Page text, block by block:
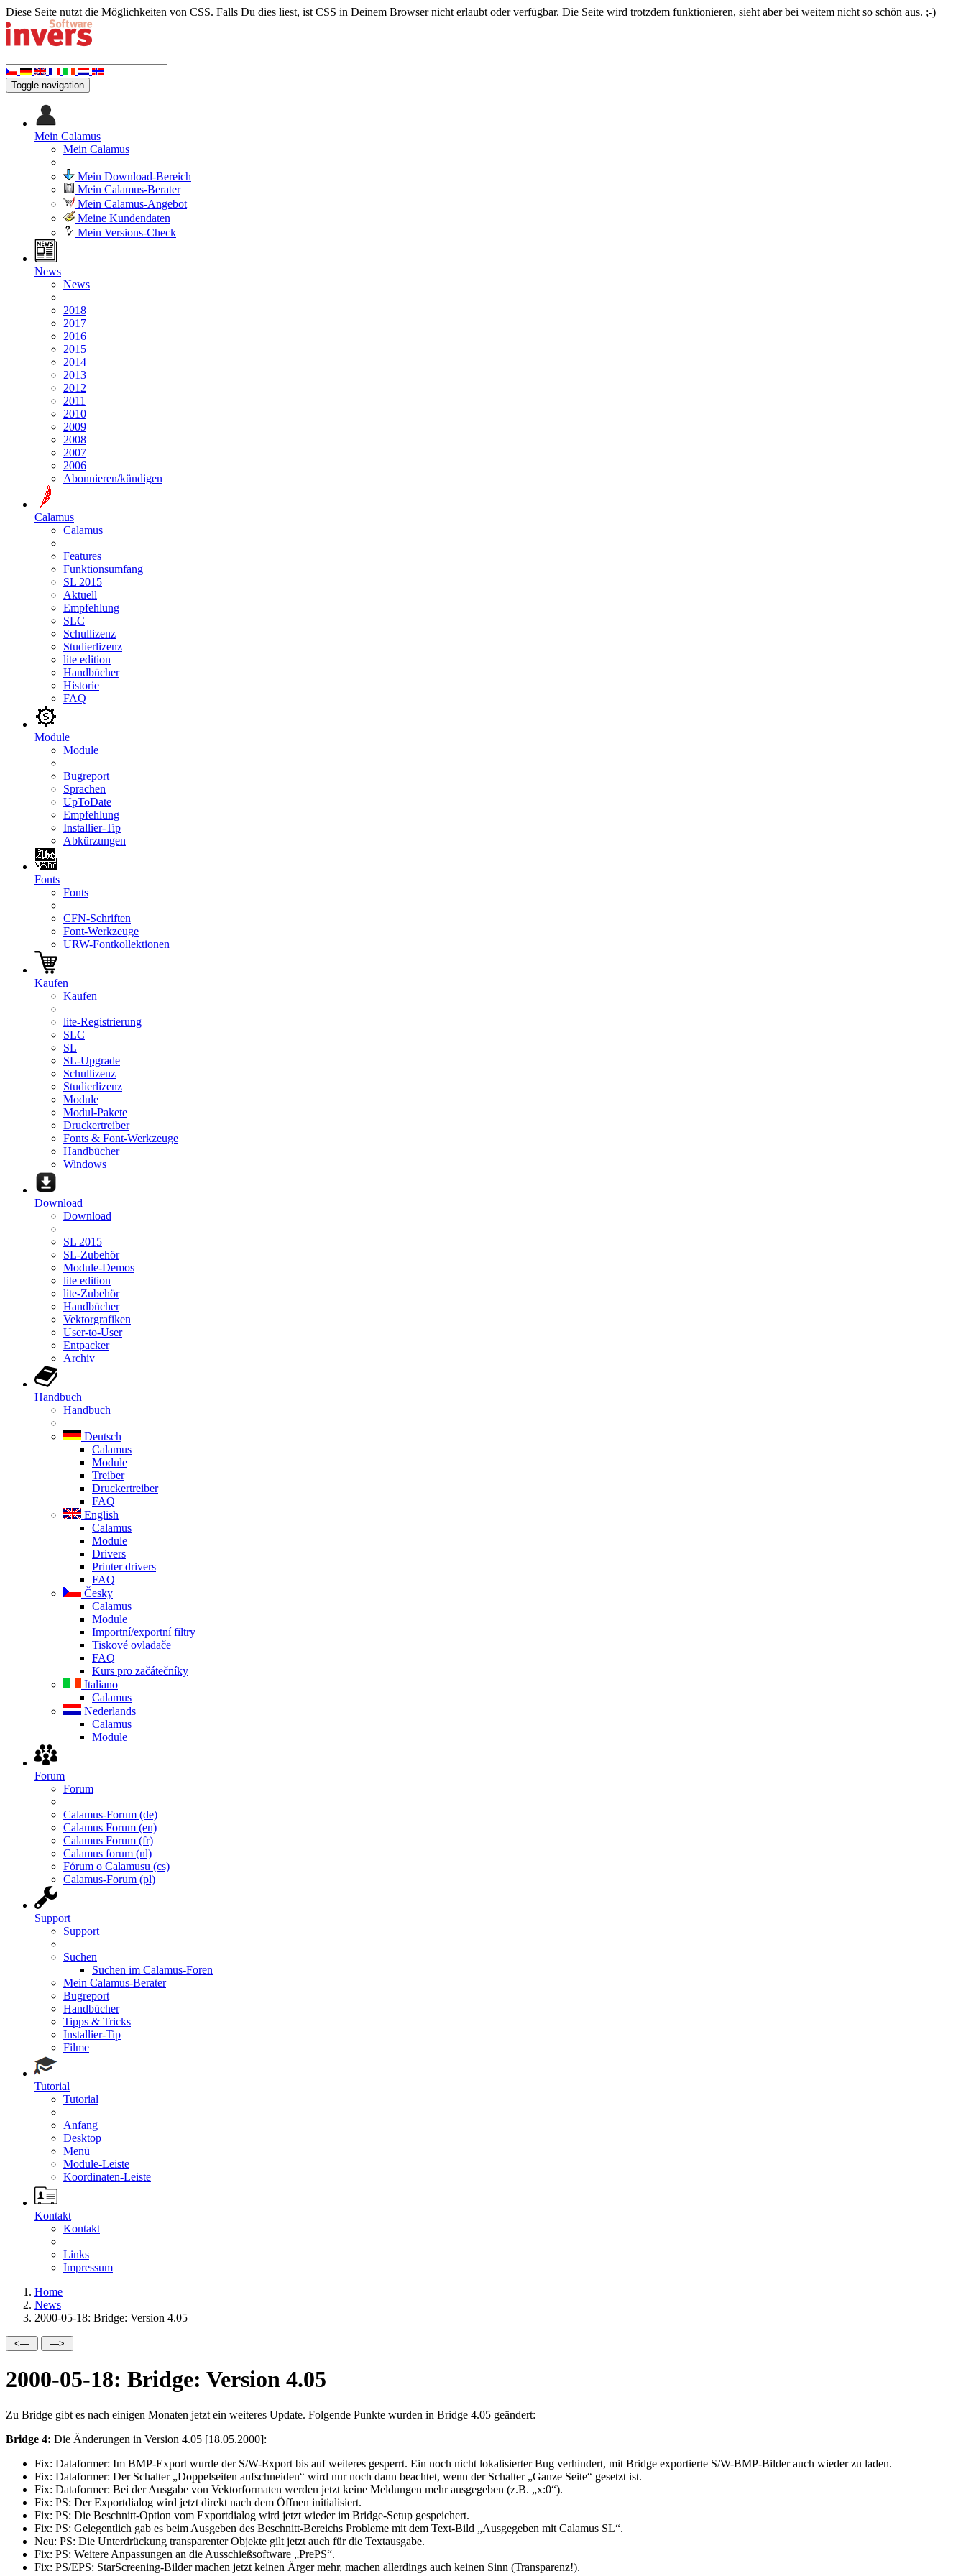
Diese Seite nutzt die Möglichkeiten von CSS. Falls Du dies liest, ist CSS in Deinem Browser nicht erlaubt oder verfügbar. Die Seite wird trotzdem funktionieren, sieht aber bei weitem nicht so schön aus. ;-)
Toggle navigation
Mein Calamus
Mein Calamus
Mein Download-Bereich
Mein Calamus-Berater
Mein Calamus-Angebot
Meine Kundendaten
Mein Versions-Check
News
News
2018
2017
2016
2015
2014
2013
2012
2011
2010
2009
2008
2007
2006
Abonnieren/kündigen
Calamus
Calamus
Features
Funktionsumfang
SL 2015
Aktuell
Empfehlung
SLC
Schullizenz
Studierlizenz
lite edition
Handbücher
Historie
FAQ
Module
Module
Bugreport
Sprachen
UpToDate
Empfehlung
Installier-Tip
Abkürzungen
Fonts
Fonts
CFN-Schriften
Font-Werkzeuge
URW-Fontkollektionen
Kaufen
Kaufen
lite-Registrierung
SLC
SL
SL-Upgrade
Schullizenz
Studierlizenz
Module
Modul-Pakete
Druckertreiber
Fonts & Font-Werkzeuge
Handbücher
Windows
Download
Download
SL 2015
SL-Zubehör
Module-Demos
lite edition
lite-Zubehör
Handbücher
Vektorgrafiken
User-to-User
Entpacker
Archiv
Handbuch
Handbuch
Deutsch
Calamus
Module
Treiber
Druckertreiber
FAQ
English
Calamus
Module
Drivers
Printer drivers
FAQ
Česky
Calamus
Module
Importní/exportní filtry
Tiskové ovladače
FAQ
Kurs pro začátečníky
Italiano
Calamus
Nederlands
Calamus
Module
Forum
Forum
Calamus-Forum (de)
Calamus Forum (en)
Calamus Forum (fr)
Calamus forum (nl)
Fórum o Calamusu (cs)
Calamus-Forum (pl)
Support
Support
Suchen
Suchen im Calamus-Foren
Mein Calamus-Berater
Bugreport
Handbücher
Tipps & Tricks
Installier-Tip
Filme
Tutorial
Tutorial
Anfang
Desktop
Menü
Module-Leiste
Koordinaten-Leiste
Kontakt
Kontakt
Links
Impressum
Home
News
2000-05-18: Bridge: Version 4.05
2000-05-18: Bridge: Version 4.05
Zu Bridge gibt es nach einigen Monaten jetzt ein weiteres Update. Folgende Punkte wurden in Bridge 4.05 geändert:
Bridge 4: Die Änderungen in Version 4.05 [18.05.2000]:
Fix: Dataformer: Im BMP-Export wurde der S/W-Export bis auf weiteres gesperrt. Ein noch nicht lokalisierter Bug verhindert, mit Bridge exportierte S/W-BMP-Bilder auch wieder zu laden.
Fix: Dataformer: Der Schalter Doppelseiten aufschneiden wird nur noch dann beachtet, wenn der Schalter Ganze Seite
gesetzt ist.
Fix: Dataformer: Bei der Ausgabe von Vektorformaten werden jetzt keine Meldungen mehr ausgegeben (z.B. x:0 ).
Fix: PS: Der Exportdialog wird jetzt direkt nach dem Öffnen initialisiert.
Fix: PS: Die Beschnitt-Option vom Exportdialog wird jetzt wieder im Bridge-Setup gespeichert.
Fix: PS: Gelegentlich gab es beim Ausgeben des Beschnitt-Bereichs Probleme mit dem Text-Bild Ausgegeben mit Calamus SL .
Neu: PS: Die Unterdrückung transparenter Objekte gilt jetzt auch für die Textausgabe.
Fix: PS: Weitere Anpassungen an die Ausschießsoftware PrePS .
Fix: PS/EPS: StarScreening-Bilder machen jetzt keinen Ärger mehr, machen allerdings auch keinen Sinn (Transparenz!).